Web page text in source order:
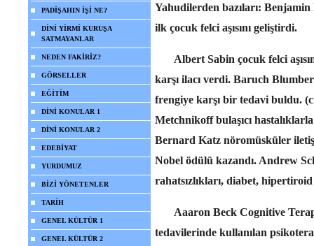
PADİŞAHIN İŞİ NE?
DİNİ YİRMİ KURUŞA
SATMAYANLAR
NEDEN FAKİRİZ?
GÖRSELLER
EĞİTİM
DİNİ KONULAR 1
DİNİ KONULAR 2
EDEBİYAT
YURDUMUZ
BİZİ YÖNETENLER
TARİH
GENEL KÜLTÜR 1
GENEL KÜLTÜR 2
Yahudilerden bazıları: Benjamin
ilk çocuk felci aşısını geliştirdi.
Albert Sabin çocuk felci
karşı ilacı verdi. Baruch
frengiye karşı bir tedavi buldu.
Metchnikoff bulaşıcı
Bernard Katz nöromüsküler
Nobel ödülü kazandı. Andrew
rahatsızlıkları, diabet,
Aaaron Beck Cognitive
tedavilerinde kullanılan